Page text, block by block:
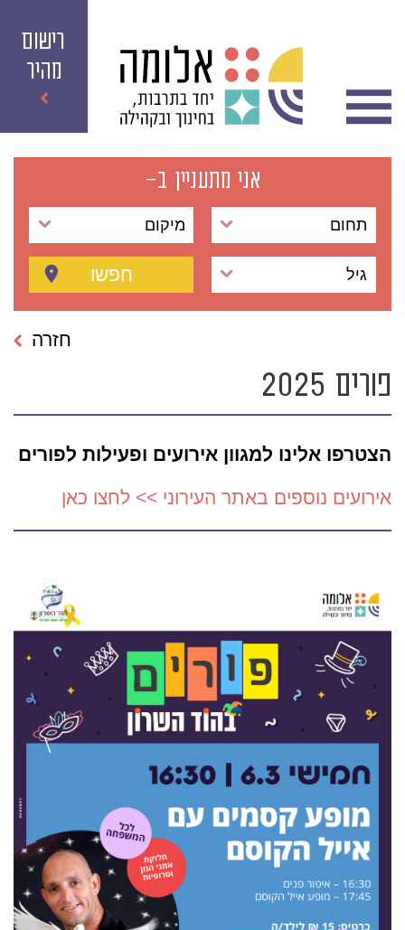
רישום
מהיר
אני מתעניין ב-
תחום מיקום
גיל חפשו
פורים 2025
חזרה
הצטרפו אלינו למגוון אירועים ופעילות לפורים
אירועים נוספים באתר העירוני >> לחצו כאן